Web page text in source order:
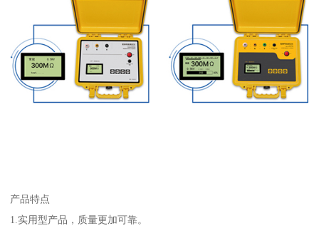
产品特点
1.实用型产品，质量更加可靠。